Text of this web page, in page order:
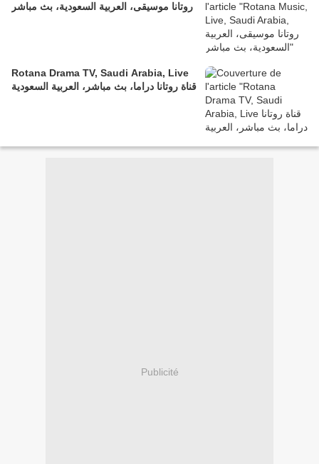
روتانا موسيقى، العربية السعودية، بث مباشر
Rotana Drama TV, Saudi Arabia, Live
قناة روتانا دراما، بث مباشر، العربية السعودية
Publicité